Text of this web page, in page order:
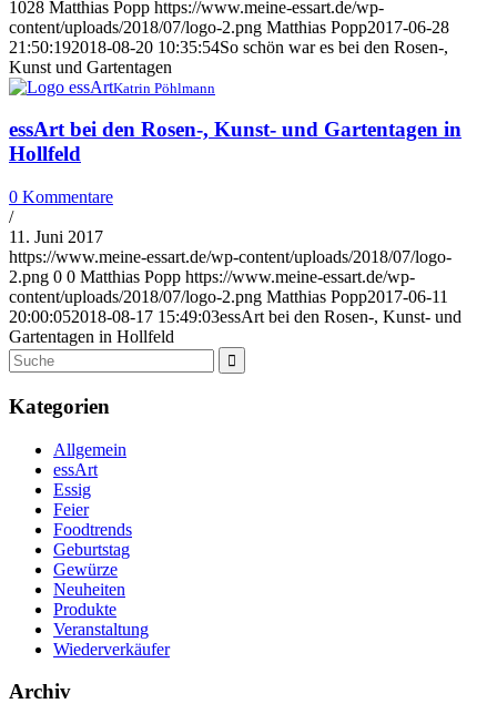
1028 Matthias Popp https://www.meine-essart.de/wp-
content/uploads/2018/07/logo-2.png Matthias Popp2017-06-28
21:50:192018-08-20 10:35:54So schön war es bei den Rosen-,
Kunst und Gartentagen
Katrin Pöhlmann
essArt bei den Rosen-, Kunst- und Gartentagen in
Hollfeld
0 Kommentare
/
11. Juni 2017
https://www.meine-essart.de/wp-content/uploads/2018/07/logo-
2.png 0 0 Matthias Popp https://www.meine-essart.de/wp-
content/uploads/2018/07/logo-2.png Matthias Popp2017-06-11
20:00:052018-08-17 15:49:03essArt bei den Rosen-, Kunst- und
Gartentagen in Hollfeld
Kategorien
Allgemein
essArt
Essig
Feier
Foodtrends
Geburtstag
Gewürze
Neuheiten
Produkte
Veranstaltung
Wiederverkäufer
Archiv